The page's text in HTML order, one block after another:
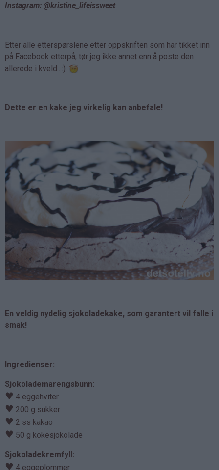
Instagram: @kristine_lifeissweet
Etter alle etterspørslene etter oppskriften som har tikket inn
på Facebook etterpå, tør jeg ikke annet enn å poste den
allerede i kveld...:)
Dette er en kake jeg virkelig kan anbefale!
En veldig nydelig sjokoladekake, som garantert vil falle i
smak!
Ingredienser:
Sjokolademarengsbunn:
♥ 4 eggehviter
♥ 200 g sukker
♥ 2 ss kakao
♥ 50 g kokesjokolade
Sjokoladekremfyll:
♥ 4 eggeplommer